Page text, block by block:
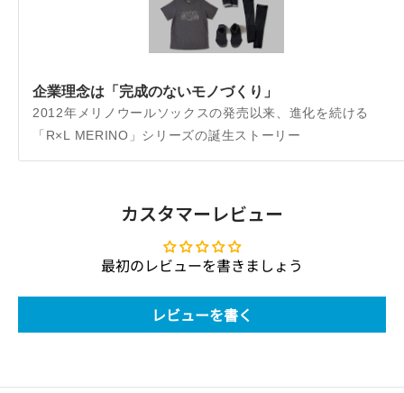
企業理念は「完成のないモノづくり」
2012年メリノウールソックスの発売以来、進化を続ける
「R×L MERINO」シリーズの誕生ストーリー
カスタマーレビュー
最初のレビューを書きましょう
レビューを書く